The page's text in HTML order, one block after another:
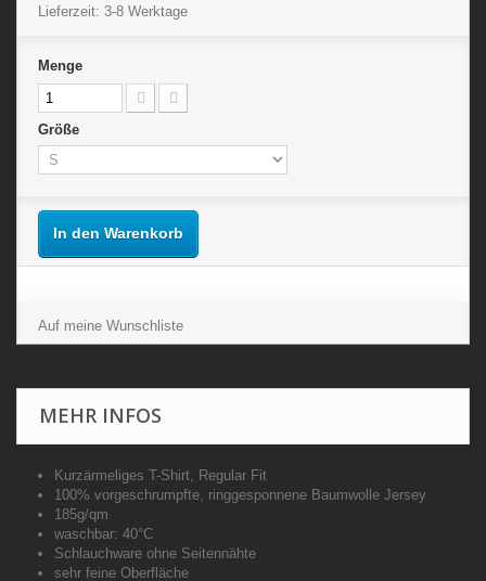
Lieferzeit: 3-8 Werktage
Menge
Größe
In den Warenkorb
Auf meine Wunschliste
MEHR INFOS
Kurzärmeliges T-Shirt, Regular Fit
100% vorgeschrumpfte, ringgesponnene Baumwolle Jersey
185g/qm
waschbar: 40°C
Schlauchware ohne Seitennähte
sehr feine Oberfläche